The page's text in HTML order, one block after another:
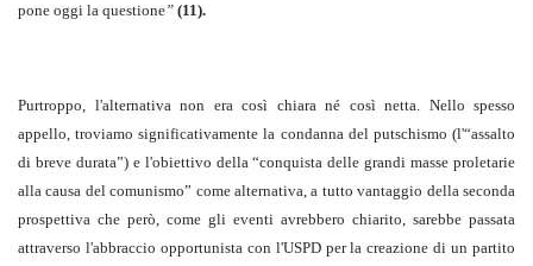
pone oggi la questione” (11).
Purtroppo, l'alternativa non era così chiara né così netta. Nello spesso
appello, troviamo significativamente la condanna del putschismo (l'“assalto
di breve durata”) e l'obiettivo della “conquista delle grandi masse proletarie
alla causa del comunismo” come alternativa, a tutto vantaggio della seconda
prospettiva che però, come gli eventi avrebbero chiarito, sarebbe passata
attraverso l'abbraccio opportunista con l'USPD per la creazione di un partito